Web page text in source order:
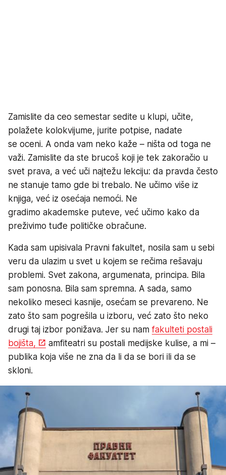
Zamislite da ceo semestar sedite u klupi, učite,
polažete kolokvijume, jurite potpise, nadate
se oceni. A onda vam neko kaže – ništa od toga ne
važi. Zamislite da ste brucoš koji je tek zakoračio u
svet prava, a već uči najtežu lekciju: da pravda često
ne stanuje tamo gde bi trebalo. Ne učimo više iz
knjiga, već iz osećaja nemoći. Ne
gradimo akademske puteve, već učimo kako da
preživimo tuđe političke obračune.
Kada sam upisivala Pravni fakultet, nosila sam u sebi
veru da ulazim u svet u kojem se rečima rešavaju
problemi. Svet zakona, argumenata, principa. Bila
sam ponosna. Bila sam spremna. A sada, samo
nekoliko meseci kasnije, osećam se prevareno. Ne
zato što sam pogrešila u izboru, već zato što neko
drugi taj izbor ponižava. Jer su nam fakulteti postali
bojišta,
amfiteatri su postali medijske kulise, a mi –
publika koja više ne zna da li da se bori ili da se
skloni.